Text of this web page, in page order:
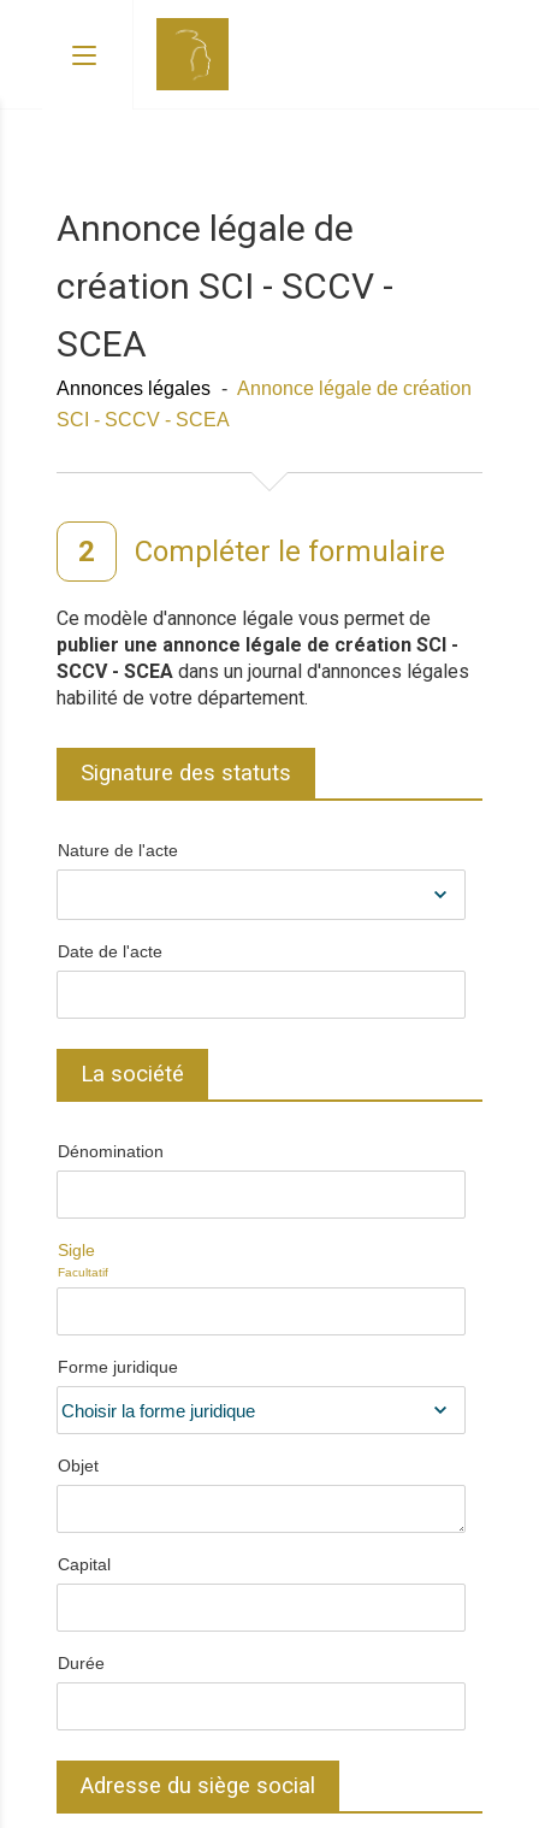
Annonce légale de
création SCI - SCCV -
SCEA
Annonces légales - Annonce légale de création
SCI - SCCV - SCEA
Compléter le formulaire
Ce modèle d'annonce légale vous permet de
publier une annonce légale de création SCI -
SCCV - SCEA dans un journal d'annonces légales
habilité de votre département.
Signature des statuts
Nature de l'acte
Date de l'acte
La société
Dénomination
Sigle
Facultatif
Forme juridique
Objet
Capital
Durée
Adresse du siège social